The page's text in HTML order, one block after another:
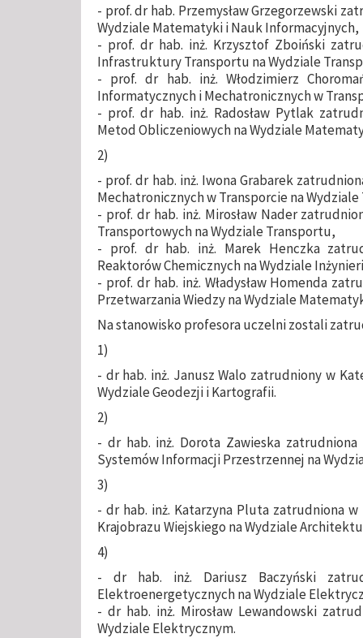
- prof. dr hab. Przemysław Grzegorzewski
Wydziale Matematyki i Nauk Informacyjnych,
- prof. dr hab. inż. Krzysztof Zboiński
Infrastruktury Transportu na Wydziale
- prof. dr hab. inż. Włodzimierz
Informatycznych i Mechatronicznych w
- prof. dr hab. inż. Radosław Pytlak
Metod Obliczeniowych na Wydziale
2)
- prof. dr hab. inż. Iwona Grabarek
Mechatronicznych w Transporcie na
- prof. dr hab. inż. Mirosław Nader
Transportowych na Wydziale Transportu,
- prof. dr hab. inż. Marek Henczka
Reaktorów Chemicznych na Wydziale
- prof. dr hab. inż. Władysław Homenda
Przetwarzania Wiedzy na Wydziale
Na stanowisko profesora uczelni zostali
1)
- dr hab. inż. Janusz Walo zatrudniony w
Wydziale Geodezji i Kartografii.
2)
- dr hab. inż. Dorota Zawieska
Systemów Informacji Przestrzennej na
3)
- dr hab. inż. Katarzyna Pluta zatrudniona
Krajobrazu Wiejskiego na Wydziale
4)
- dr hab. inż. Dariusz Baczyński
Elektroenergetycznych na Wydziale
- dr hab. inż. Mirosław Lewandowski
Wydziale Elektrycznym.